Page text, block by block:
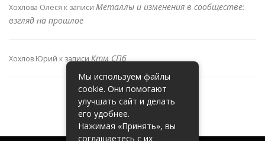
Хохлова Олеся к записи Металлы и изменения в сообществе:
взгляд на прошлое
Хохлов Юрий к записи Ктм СПб
Мы используем файлы
cookie. Они помогают
улучшать сайт и делать
его удобнее.
Нажимая «Принять», вы
соглашаетесь с их